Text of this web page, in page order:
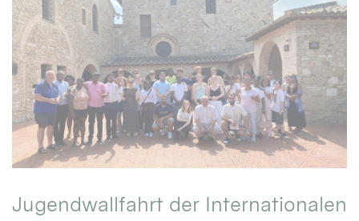
Jugendwallfahrt der Internationalen